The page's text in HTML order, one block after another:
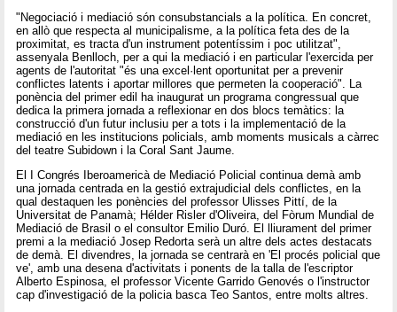
"Negociació i mediació són consubstancials a la política. En concret,
en allò que respecta al municipalisme, a la política feta des de la
proximitat, es tracta d'un instrument potentíssim i poc utilitzat",
assenyala Benlloch, per a qui la mediació i en particular l'exercida per
agents de l'autoritat "és una excel·lent oportunitat per a prevenir
conflictes latents i aportar millores que permeten la cooperació". La
ponència del primer edil ha inaugurat un programa congressual que
dedica la primera jornada a reflexionar en dos blocs temàtics: la
construcció d'un futur inclusiu per a tots i la implementació de la
mediació en les institucions policials, amb moments musicals a càrrec
del teatre Subidown i la Coral Sant Jaume.
El I Congrés Iberoamericà de Mediació Policial continua demà amb
una jornada centrada en la gestió extrajudicial dels conflictes, en la
qual destaquen les ponències del professor Ulisses Pittí, de la
Universitat de Panamà; Hélder Risler d'Oliveira, del Fòrum Mundial de
Mediació de Brasil o el consultor Emilio Duró. El lliurament del primer
premi a la mediació Josep Redorta serà un altre dels actes destacats
de demà. El divendres, la jornada se centrarà en 'El procés policial que
ve', amb una desena d'activitats i ponents de la talla de l'escriptor
Alberto Espinosa, el professor Vicente Garrido Genovés o l'instructor
cap d'investigació de la policia basca Teo Santos, entre molts altres.